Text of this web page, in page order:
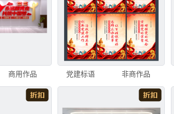
商用作品 党建标语 非商作品